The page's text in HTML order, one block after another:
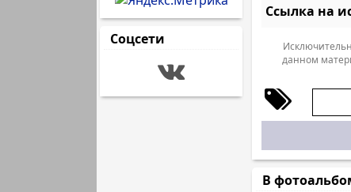
Соцсети
Ссылка на
данном
В